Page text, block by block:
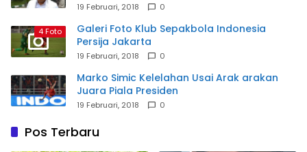
19 Februari, 2018 0
4 Foto
Galeri Foto Klub Sepakbola Indonesia
Persija Jakarta
19 Februari, 2018 0
Marko Simic Kelelahan Usai Arak arakan
Juara Piala Presiden
19 Februari, 2018 0
Pos Terbaru